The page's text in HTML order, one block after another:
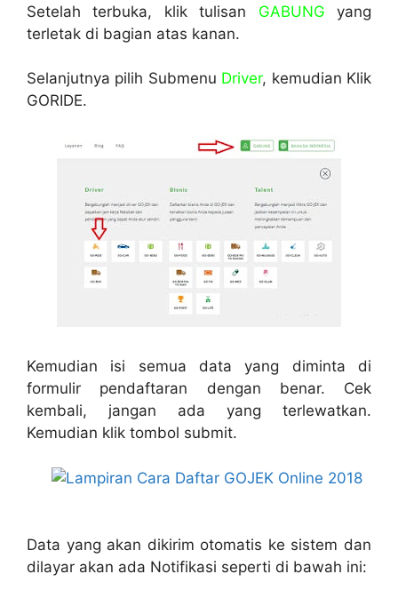
Setelah terbuka, klik tulisan GABUNG yang
terletak di bagian atas kanan.
Selanjutnya pilih Submenu Driver, kemudian Klik
GORIDE.
Kemudian isi semua data yang diminta di
formulir pendaftaran dengan benar. Cek
kembali, jangan ada yang terlewatkan.
Kemudian klik tombol submit.
Data yang akan dikirim otomatis ke sistem dan
dilayar akan ada Notifikasi seperti di bawah ini: